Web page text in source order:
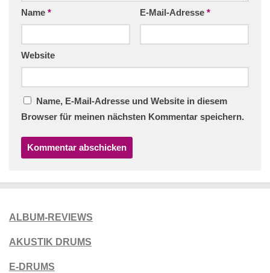
Name * E-Mail-Adresse *
Website
Name, E-Mail-Adresse und Website in diesem
Browser für meinen nächsten Kommentar speichern.
ALBUM-REVIEWS
AKUSTIK DRUMS
E-DRUMS